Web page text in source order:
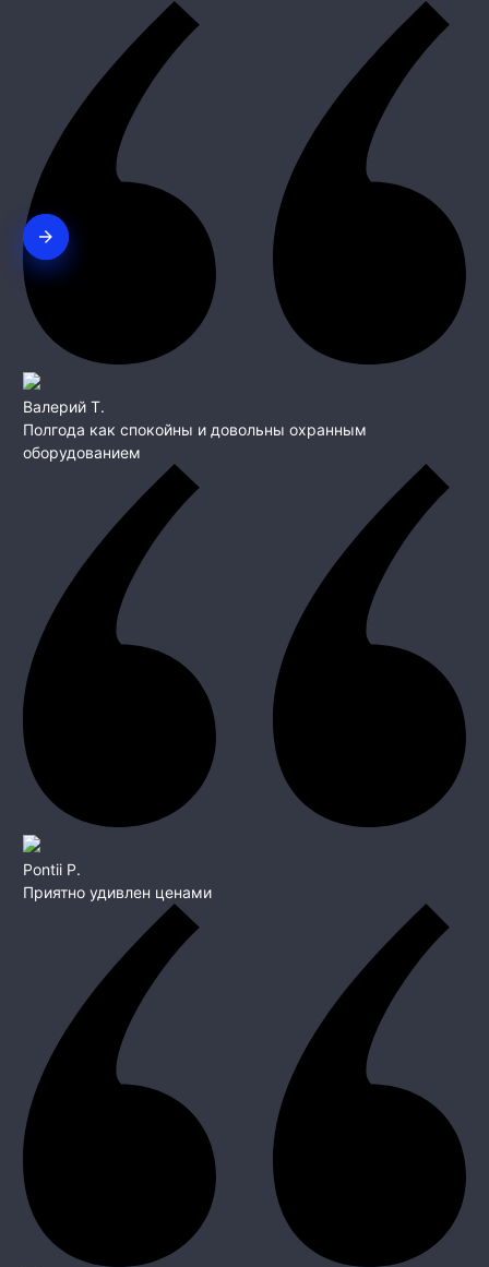
Валерий Т.
Полгода как спокойны и довольны охранным
оборудованием
Pontii P.
Приятно удивлен ценами